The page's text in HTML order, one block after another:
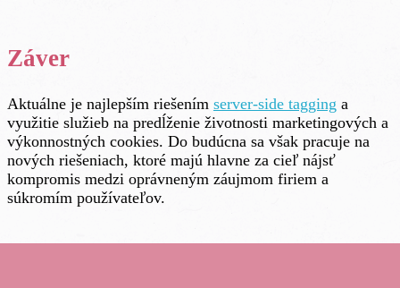
Záver
Aktuálne je najlepším riešením server-side tagging a
využitie služieb na predĺženie životnosti marketingových a
výkonnostných cookies. Do budúcna sa však pracuje na
nových riešeniach, ktoré majú hlavne za cieľ nájsť
kompromis medzi oprávneným záujmom firiem a
súkromím používateľov.